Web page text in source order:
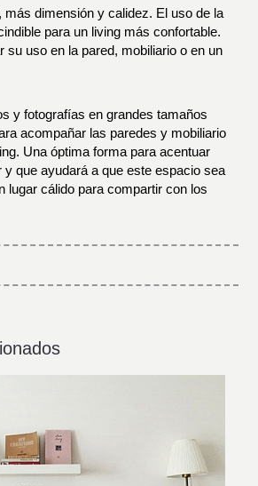
más dimensión y calidez. El uso de la
para un living más confortable.
su uso en la pared, mobiliario o en un
y fotografías en grandes tamaños
acompañar las paredes y mobiliario
Una óptima forma para acentuar
y que ayudará a que este espacio sea
lugar cálido para compartir con los